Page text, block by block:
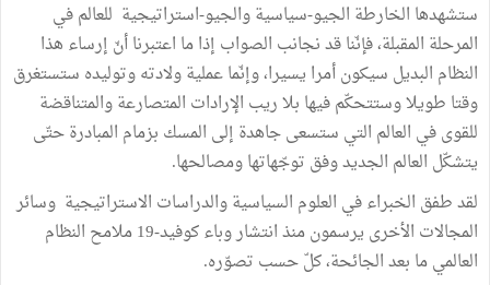
ستشهدها الخارطة الجيو-سياسية والجيو-استراتيجية للعالم في
المرحلة المقبلة، فإنّنا قد نجانب الصواب إذا ما اعتبرنا أنّ إرساء هذا
النظام البديل سيكون أمرا يسيرا، وإنّما عملية ولادته وتوليده ستستغرق
وقتا طويلا وستتحكّم فيها بلا ريب الإرادات المتصارعة والمتناقضة
للقوى في العالم التي ستسعى جاهدة إلى المسك بزمام المبادرة حتّى
يتشكّل العالم الجديد وفق توجّهاتها ومصالحها.
لقد طفق الخبراء في العلوم السياسية والدراسات الاستراتيجية وسائر
المجالات الأخرى يرسمون منذ انتشار وباء كوفيد-19 ملامح النظام
العالمي ما بعد الجائحة، كلّ حسب تصوّره.